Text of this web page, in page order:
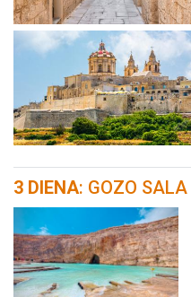
3 DIENA: GOZO SALA